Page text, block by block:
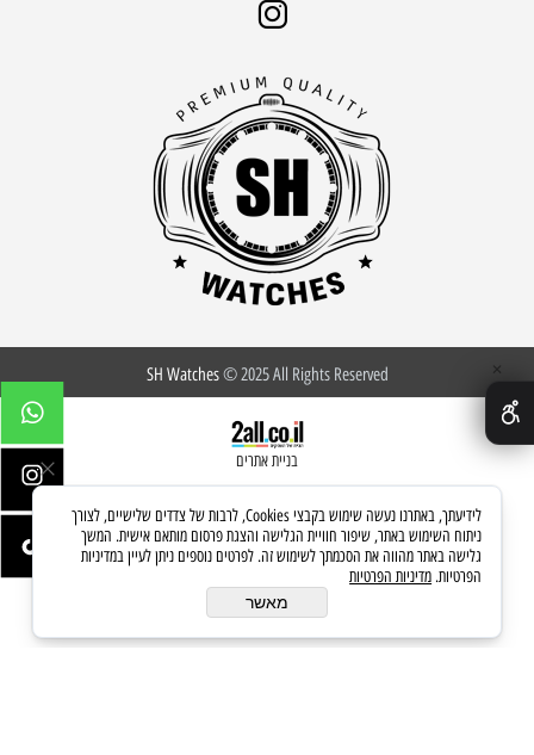
SH Watches© 2025 All Rights Reserved
בניית אתרים
✕
לידיעתך, באתרנו נעשה שימוש בקבצי Cookies, לרבות של צדדים שלישיים, לצורך
ניתוח השימוש באתר, שיפור חוויית הגלישה והצגת פרסום מותאם אישית. המשך
גלישה באתר מהווה את הסכמתך לשימוש זה. לפרטים נוספים ניתן לעיין במדיניות
הפרטיות. מדיניות הפרטיות
מאשר